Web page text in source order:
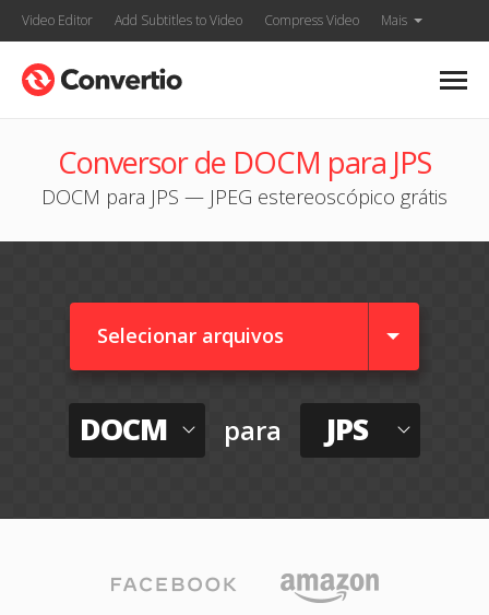
Video Editor Add Subtitles to Video Compress Video Mais
Conversor de DOCM para JPS
DOCM para JPS — JPEG estereoscópico grátis
Selecionar arquivos
DOCM para JPS